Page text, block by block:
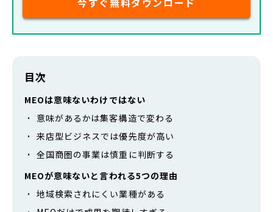
目次
MEOは意味ないわけではない
意味があるかは集客構造で変わる
来店型ビジネスでは優先度が高い
全国商圏の事業は慎重に判断する
MEOが意味ないと言われる5つの理由
地域検索されにくい業種がある